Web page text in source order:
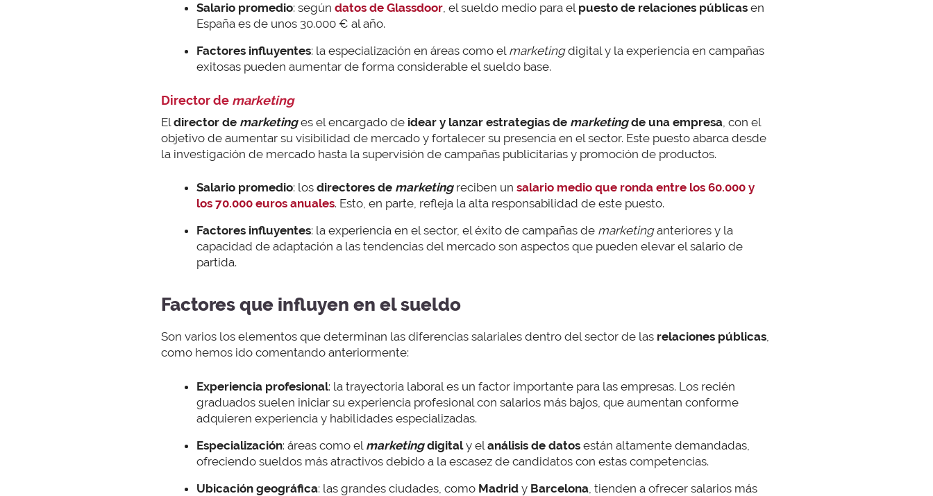
Salario promedio: según datos de Glassdoor, el sueldo medio para el puesto de relaciones públicas en
España es de unos 30.000 € al año.
Factores influyentes: la especialización en áreas como el marketingdigital y la experiencia en campañas
exitosas pueden aumentar de forma considerable el sueldo base.
Director de marketing
El director de marketinges el encargado de idear y lanzar estrategias de marketingde una empresa , con el
objetivo de aumentar su visibilidad de mercado y fortalecer su presencia en el sector. Este puesto abarca desde
la investigación de mercado hasta la supervisión de campañas publicitarias y promoción de productos.
Salario promedio: los directores de marketingreciben un salario medio que ronda entre los 60.000 y
los 70.000 euros anuales. Esto, en parte, refleja la alta responsabilidad de este puesto.
Factores influyentes: la experiencia en el sector, el éxito de campañas de marketinganteriores y la
capacidad de adaptación a las tendencias del mercado son aspectos que pueden elevar el salario de
partida.
Factores que influyen en el sueldo
Son varios los elementos que determinan las diferencias salariales dentro del sector de las relaciones públicas,
como hemos ido comentando anteriormente:
Experiencia profesional: la trayectoria laboral es un factor importante para las empresas. Los recién
graduados suelen iniciar su experiencia profesional con salarios más bajos, que aumentan conforme
adquieren experiencia y habilidades especializadas.
Especialización: áreas como el marketingdigitaly el análisis de datos están altamente demandadas,
ofreciendo sueldos más atractivos debido a la escasez de candidatos con estas competencias.
Ubicación geográfica: las grandes ciudades, como Madrid y Barcelona , tienden a ofrecer salarios más